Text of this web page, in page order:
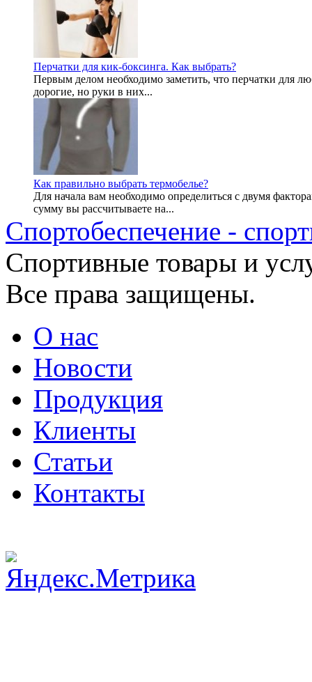
Перчатки для кик-боксинга. Как выбрать?
Первым делом необходимо заметить, что перчатки для
дорогие, но руки в них...
Как правильно выбрать термобелье?
Для начала вам необходимо определиться с двумя
сумму вы рассчитываете на...
Спортобеспечение -
Cпортивные товары и
Все права защищены.
О нас
Новости
Продукция
Клиенты
Статьи
Контакты